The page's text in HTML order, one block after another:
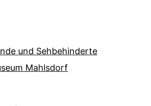
und Sehbehinderte
Mahlsdorf